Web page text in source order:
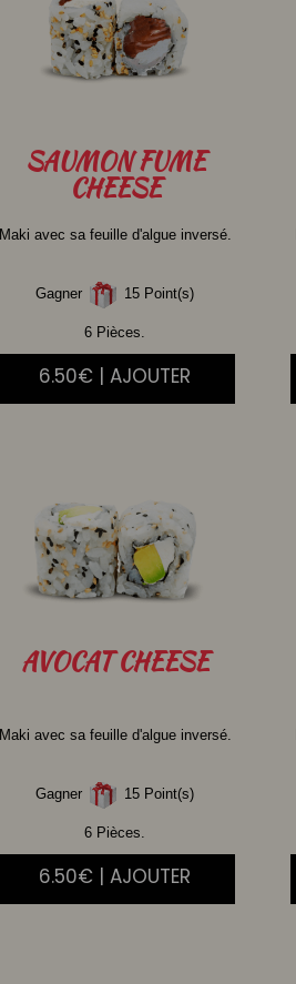
SAUMONFUME
CHEESE
Maki avec sa feuille d'algue inversé.
Gagner 15 Point(s)
6 Pièces.
6.50€ | AJOUTER
AVOCATCHEESE
Maki avec sa feuille d'algue inversé.
Gagner 15 Point(s)
6 Pièces.
6.50€ | AJOUTER